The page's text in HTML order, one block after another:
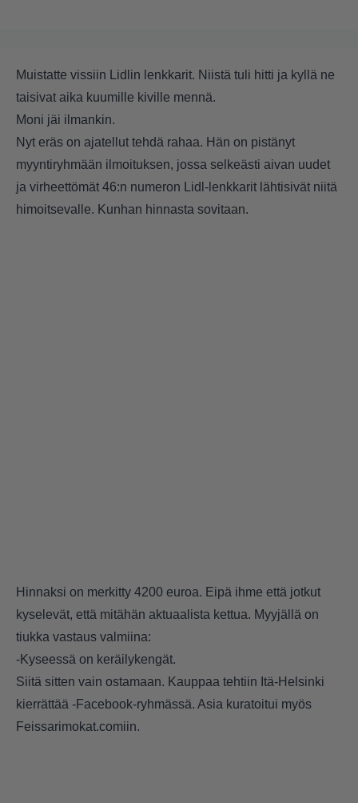
Muistatte vissiin Lidlin lenkkarit. Niistä tuli hitti ja kyllä ne
taisivat aika kuumille kiville mennä.
Moni jäi ilmankin.
Nyt eräs on ajatellut tehdä rahaa. Hän on pistänyt
myyntiryhmään ilmoituksen, jossa selkeästi aivan uudet
ja virheettömät 46:n numeron Lidl-lenkkarit lähtisivät niitä
himoitsevalle. Kunhan hinnasta sovitaan.
Hinnaksi on merkitty 4200 euroa. Eipä ihme että jotkut
kyselevät, että mitähän aktuaalista kettua. Myyjällä on
tiukka vastaus valmiina:
-Kyseessä on keräilykengät.
Siitä sitten vain ostamaan. Kauppaa tehtiin Itä-Helsinki
kierrättää -Facebook-ryhmässä. Asia kuratoitui myös
Feissarimokat.comiin.